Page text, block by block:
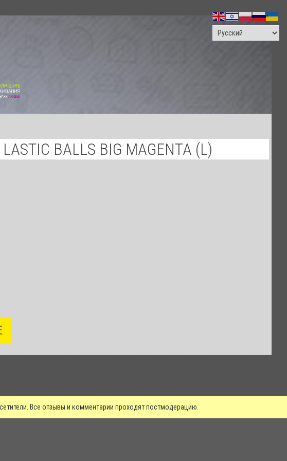
BALLS BIG MAGENTA (L)
Все отзывы и комментарии проходят постмодерацию.